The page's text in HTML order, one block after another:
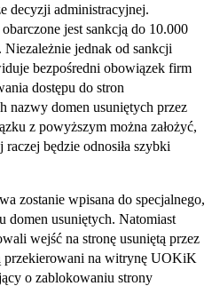
decyzji administracyjnej.
jest sankcją do 10.000
jednak od sankcji
bezpośredni obowiązek firm
dostępu do stron
nazwy domen usuniętych przez
z powyższym można założyć,
będzie odnosiła szybki
zostanie wpisana do specjalnego,
domen usuniętych. Natomiast
wejść na stronę usuniętą przez
przekierowani na witrynę UOKiK
o zablokowaniu strony